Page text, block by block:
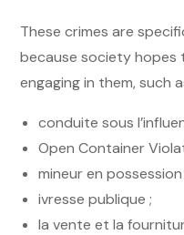
These crimes are
because society hopes
engaging in them, such
conduite sous
Open Container
mineur en possession
ivresse publique ;
la vente et la